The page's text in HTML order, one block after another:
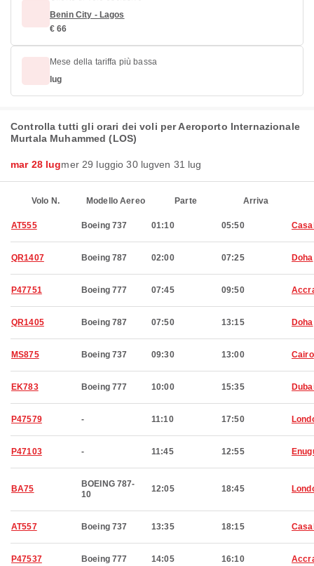
Benin City - Lagos
€ 66
Mese della tariffa più bassa
lug
Controlla tutti gli orari dei voli per Aeroporto Internazionale
Murtala Muhammed (LOS)
mar 28 lugmer 29 luggio 30 lugven 31 lug
Volo N. Modello Aereo Parte Arriva
AT555 Boeing 737 01:10 05:50
QR1407 Boeing 787 02:00 07:25 Doha
P47751 Boeing 777 07:45 09:50
QR1405 Boeing 787 07:50 13:15 Doha
MS875 Boeing 737 09:30 13:00 Cairo
EK783 Boeing 777 10:00 15:35
P47579 - 11:10 17:50
P47103 - 11:45 12:55
BA75
BOEING 787-
10
12:05 18:45
AT557 Boeing 737 13:35 18:15
P47537 Boeing 777 14:05 16:10